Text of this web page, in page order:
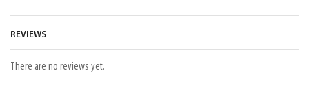
REVIEWS
There are no reviews yet.